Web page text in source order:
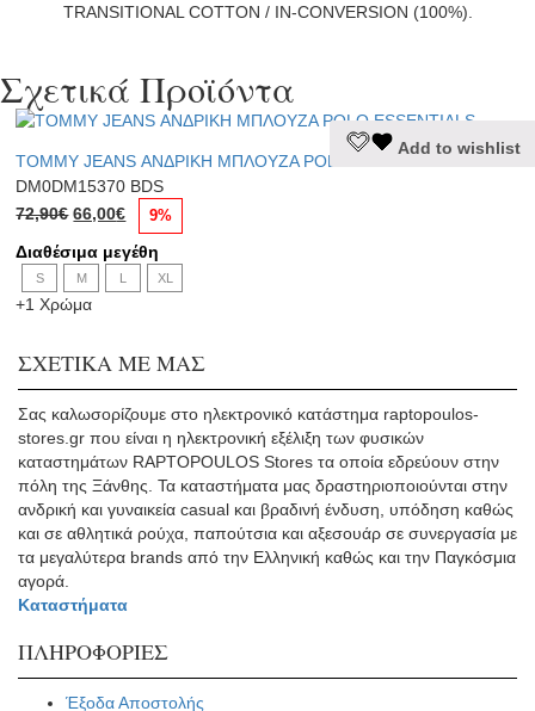
TRANSITIONAL COTTON / IN-CONVERSION (100%).
Σχετικά Προϊόντα
Αυτό
το
στη
σελίδα
του
προϊόντος
Add to wishlist
TOMMY JEANS ΑΝΔΡΙΚΗ ΜΠΛΟΥΖΑ POLO ESSENTIALS
DM0DM15370 BDS
72,90€ Original
was:
72,90€.
66,00€Η
τρέχουσα
τιμή
είναι:
9%
Διαθέσιμα μεγέθη
S M L XL
+1 Χρώμα
ΣΧΕΤΙΚΑ ΜΕ ΜΑΣ
Σας καλωσορίζουμε στο ηλεκτρονικό κατάστημα raptopoulos-
stores.gr που είναι η ηλεκτρονική εξέλιξη των φυσικών
καταστημάτων RAPTOPOULOS Stores τα οποία εδρεύουν στην
πόλη της Ξάνθης. Τα καταστήματα μας δραστηριοποιούνται στην
ανδρική και γυναικεία casual και βραδινή ένδυση, υπόδηση καθώς
και σε αθλητικά ρούχα, παπούτσια και αξεσουάρ σε συνεργασία με
τα μεγαλύτερα brands από την Ελληνική καθώς και την Παγκόσμια
αγορά.
Καταστήματα
ΠΛΗΡΟΦΟΡΙΕΣ
Έξοδα Αποστολής